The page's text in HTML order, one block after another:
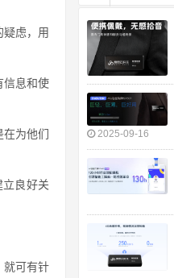
虑，用
信息和使
为他们
良好关
就可有针
2025-09-16